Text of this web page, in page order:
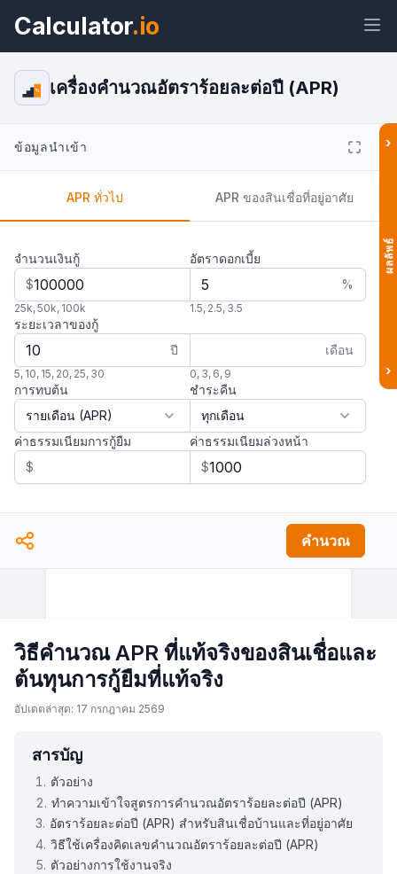
Calculator.io
% เครื่องคำนวณอัตราร้อยละต่อปี (APR)
ข้อมูลนำเข้า
APR ทั่วไป APR ของสินเชื่อที่อยู่อาศัย
จำนวนเงินกู้
$
25k,50k, 100k
อัตราดอกเบี้ย
%
1.5, 2.5, 3.5
ระยะเวลาของกู้
ปี
5, 10, 15, 20, 25, 30
เดือน
0, 3, 6, 9
การทบต้น ชำระคืน
ค่าธรรมเนียมการกู้ยืม
$
ค่าธรรมเนียมล่วงหน้า
$
คำนวณ
›
ผลลัพธ์
›
วิธีคำนวณ APR ที่แท้จริงของสินเชื่อและ
ต้นทุนการกู้ยืมที่แท้จริง
อัปเดตล่าสุด: 17 กรกฎาคม 2569
สารบัญ
ตัวอย่าง
ทำความเข้าใจสูตรการคำนวณอัตราร้อยละต่อปี (APR)
อัตราร้อยละต่อปี (APR) สำหรับสินเชื่อบ้านและที่อยู่อาศัย
วิธีใช้เครื่องคิดเลขคำนวณอัตราร้อยละต่อปี (APR)
ตัวอย่างการใช้งานจริง